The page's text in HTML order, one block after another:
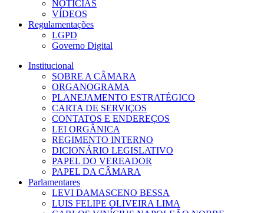
NOTÍCIAS
VÍDEOS
Regulamentações
LGPD
Governo Digital
Institucional
SOBRE A CÂMARA
ORGANOGRAMA
PLANEJAMENTO ESTRATÉGICO
CARTA DE SERVIÇOS
CONTATOS E ENDEREÇOS
LEI ORGÂNICA
REGIMENTO INTERNO
DICIONÁRIO LEGISLATIVO
PAPEL DO VEREADOR
PAPEL DA CÂMARA
Parlamentares
LEVI DAMASCENO BESSA
LUIS FELIPE OLIVEIRA LIMA